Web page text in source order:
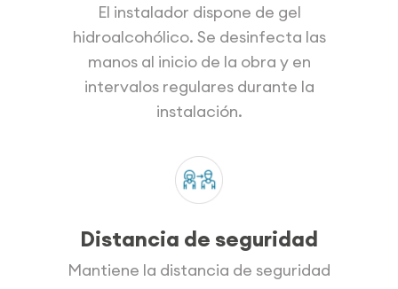
El instalador dispone de gel
hidroalcohólico. Se desinfecta las
manos al inicio de la obra y en
intervalos regulares durante la
instalación.
Distancia de seguridad
Mantiene la distancia de seguridad